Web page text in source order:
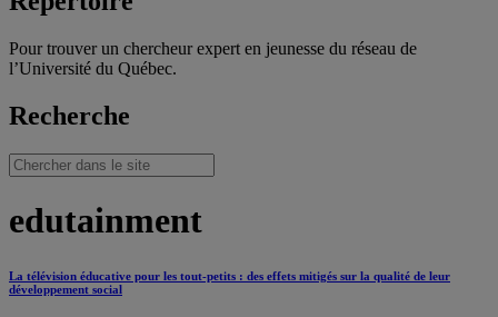
Pour trouver un chercheur expert en jeunesse du réseau de
l’Université du Québec.
Recherche
edutainment
La télévision éducative pour les tout-petits : des effets mitigés sur la qualité de leur
développement social